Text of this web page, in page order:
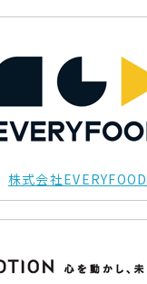
株式会社EVERYFOOD